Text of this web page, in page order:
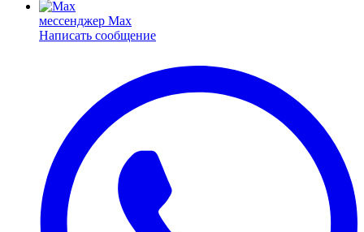
мессенджер Max
Написать сообщение